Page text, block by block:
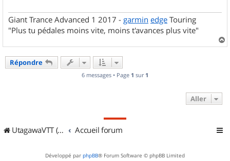
Giant Trance Advanced 1 2017 - garmin edge Touring
"Plus tu pédales moins vite, moins t'avances plus vite"
a
Répondre
6 messages • Page 1 sur 1
Aller
UtagawaVTT (Randos VTT et VTTAE avec traces GPS) Accueil forum
Développé par phpBB® Forum Software © phpBB Limited